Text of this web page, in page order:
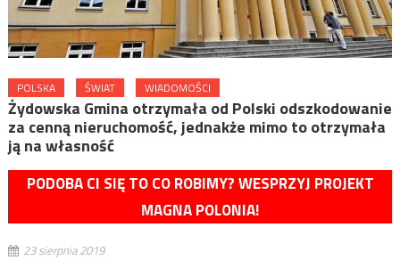
POLSKA ŚWIAT WIADOMOŚCI
Żydowska Gmina otrzymała od Polski odszkodowanie
za cenną nieruchomość, jednakże mimo to otrzymała
ją na własność
PODOBA CI SIĘ TO CO ROBIMY? WESPRZYJ PROJEKT
MAGNA POLONIA!
23 sierpnia 2019